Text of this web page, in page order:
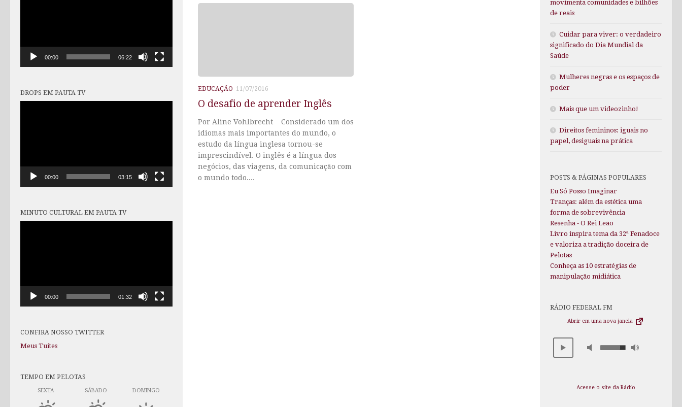
EDUCAÇÃO 11/07/2016
O desafio de aprender Inglês
Por Aline Vohlbrecht Considerado um dos
idiomas mais importantes do mundo, o
estudo da língua inglesa tornou-se
imprescindível. O inglês é a língua dos
negócios, das viagens, da comunicação com
o mundo todo....
00:00 06:22
DROPS EM PAUTA TV
00:00 03:15
MINUTO CULTURAL EM PAUTA TV
00:00 01:32
CONFIRA NOSSO TWITTER
Meus Tuítes
TEMPO EM PELOTAS
SEXTA SÁBADO DOMINGO
movimenta comunidades e bilhões
de reais
Cuidar para viver: o verdadeiro
significado do Dia Mundial da
Saúde
Mulheres negras e os espaços de
poder
Mais que um videozinho!
Direitos femininos: iguais no
papel, desiguais na prática
POSTS & PÁGINAS POPULARES
Eu Só Posso Imaginar
Tranças: além da estética uma
forma de sobrevivência
Resenha - O Rei Leão
Livro inspira tema da 32ª Fenadoce
e valoriza a tradição doceira de
Pelotas
Conheça as 10 estratégias de
manipulação midiática
RÁDIO FEDERAL FM
Abrir em uma nova janela
Acesse o site da Rádio